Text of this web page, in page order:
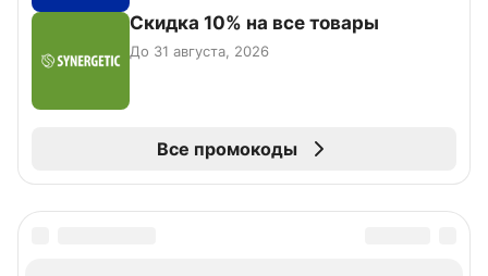
Скидка 10% на все товары
До 31 августа, 2026
Все промокоды